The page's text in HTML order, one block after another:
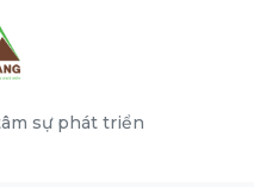
sự phát triển